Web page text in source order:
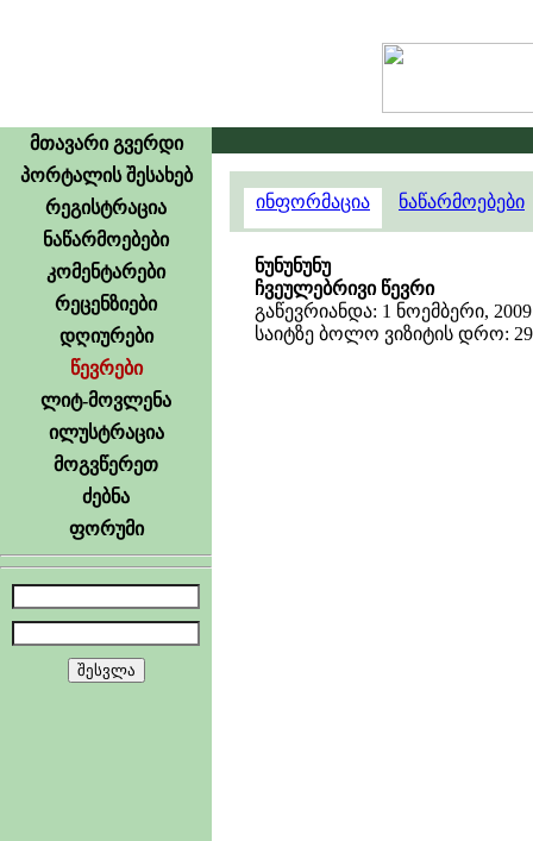
მთავარი გვერდი
პორტალის შესახებ
რეგისტრაცია
ნაწარმოებები
კომენტარები
რეცენზიები
დღიურები
წევრები
ლიტ-მოვლენა
ილუსტრაცია
მოგვწერეთ
ძებნა
ფორუმი
ინფორმაცია ნაწარმოებები
ნუნუნუნუ
ჩვეულებრივი წევრი
გაწევრიანდა: 1 ნოემბერი, 2009
საიტზე ბოლო ვიზიტის დრო: 29